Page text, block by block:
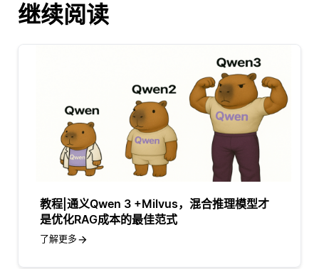
继续阅读
教程|通义Qwen 3 +Milvus，混合推理模型才
是优化RAG成本的最佳范式
了解更多